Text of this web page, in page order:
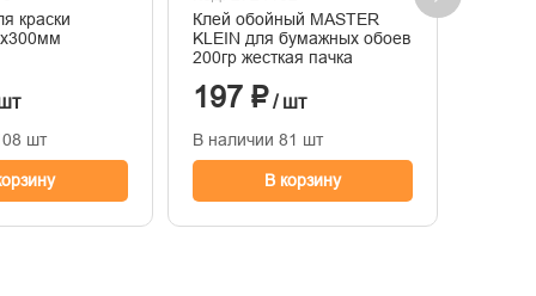
краски
шт
Клей обойный MASTER
KLEIN для бумажных обоев
200гр жесткая пачка
197 ₽/ шт
В наличии 81 шт
В корзину